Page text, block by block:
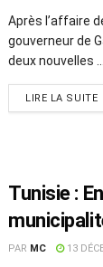
Après l’affaire
gouverneur de
deux nouvelles ...
LIRE LA SUITE
Tunisie :
PAR MC 13